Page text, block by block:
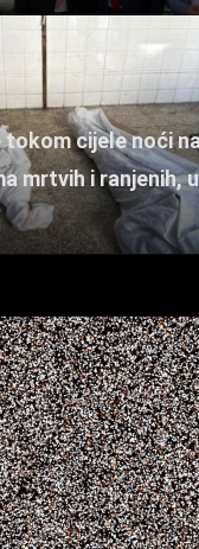
cijele noći
mrtvih i ranjenih,